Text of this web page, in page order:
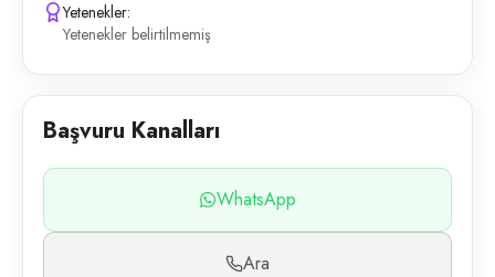
Yetenekler:
Yetenekler belirtilmemiş
Başvuru Kanalları
WhatsApp
Ara